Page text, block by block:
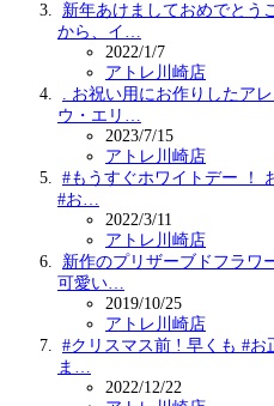
新年あけましておめでとう
から、イ…
2022/1/7
アトレ川崎店
. お祝い用にお作りしたア
ウ・エリ…
2023/7/15
アトレ川崎店
#もうすぐホワイトデー ！
#お…
2022/3/11
アトレ川崎店
新作のプリザーブドフラワ
可愛い…
2019/10/25
アトレ川崎店
#クリスマス前 ! 早くも #お
ま…
2022/12/22